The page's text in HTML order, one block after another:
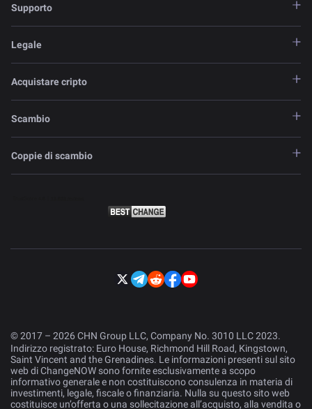
Supporto
Legale
Acquistare cripto
Scambio
Coppie di scambio
© 2017 – 2026 CHN Group LLC, Company No. 3010 LLC 2023.
Indirizzo registrato: Euro House, Richmond Hill Road, Kingstown,
Saint Vincent and the Grenadines. Le informazioni presenti sul sito
web di ChangeNOW sono fornite esclusivamente a scopo
informativo generale e non costituiscono consulenza in materia di
investimenti, legale, fiscale o finanziaria. Nulla su questo sito web
costituisce un’offerta o una sollecitazione all’acquisto, alla vendita o